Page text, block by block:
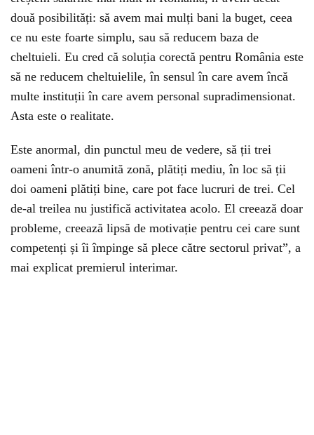
două posibilități: să avem mai mulți bani la buget, ceea
ce nu este foarte simplu, sau să reducem baza de
cheltuieli. Eu cred că soluția corectă pentru România este
să ne reducem cheltuielile, în sensul în care avem încă
multe instituții în care avem personal supradimensionat.
Asta este o realitate.
Este anormal, din punctul meu de vedere, să ții trei
oameni într-o anumită zonă, plătiți mediu, în loc să ții
doi oameni plătiți bine, care pot face lucruri de trei. Cel
de-al treilea nu justifică activitatea acolo. El creează doar
probleme, creează lipsă de motivație pentru cei care sunt
competenți și îi împinge să plece către sectorul privat”, a
mai explicat premierul interimar.